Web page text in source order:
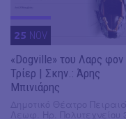
25 NOV
«Dogville» του Λαρς φον
Τρίερ | Σκην.: Άρης
Μπινιάρης